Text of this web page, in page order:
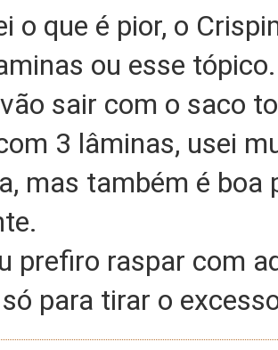
o que é pior, o
ou esse
sair com o saco
3 lâminas, usei
mas também é boa
prefiro raspar com
para tirar o